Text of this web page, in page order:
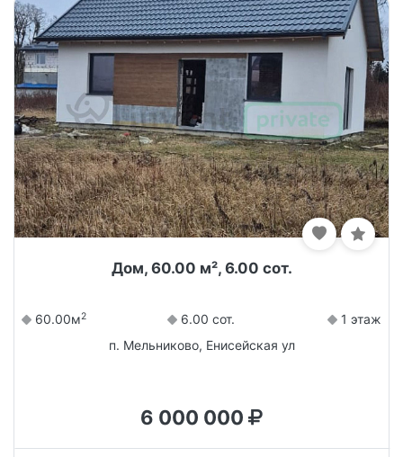
Дом, 60.00 м², 6.00 сот.
60.00м2 6.00 сот.
1 этаж
п. Мельниково, Енисейская ул
6 000 000